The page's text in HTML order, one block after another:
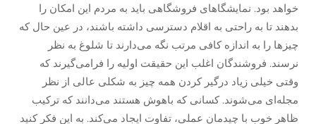
خواهد بود. نمایشگاهای فروشگاهی باید به مردم این امکان را
بدهند تا به راحتی به اقلام دسترسی داشته باشند، در عین حال که
چیزها را به اندازه کافی مرتب نگه می‌دارند تا شلوغ به نظر
نرسند. فروشندگان اغلب این حقیقت اولیه را فرامی‌گیرند که
وقتی خیلی زیاد درگیر کردن همه چیز به شکلی عالی از نظر
مجله‌ای می‌شوند. کسانی که باهوش هستند می‌دانند که ترکیب
ظاهر خوب با چیدمان عملی، تفاوت ایجاد می‌کند. به این فکر کنید